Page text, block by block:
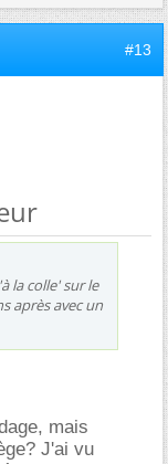
#13
la colle' sur le
après avec un
mais
J'ai vu